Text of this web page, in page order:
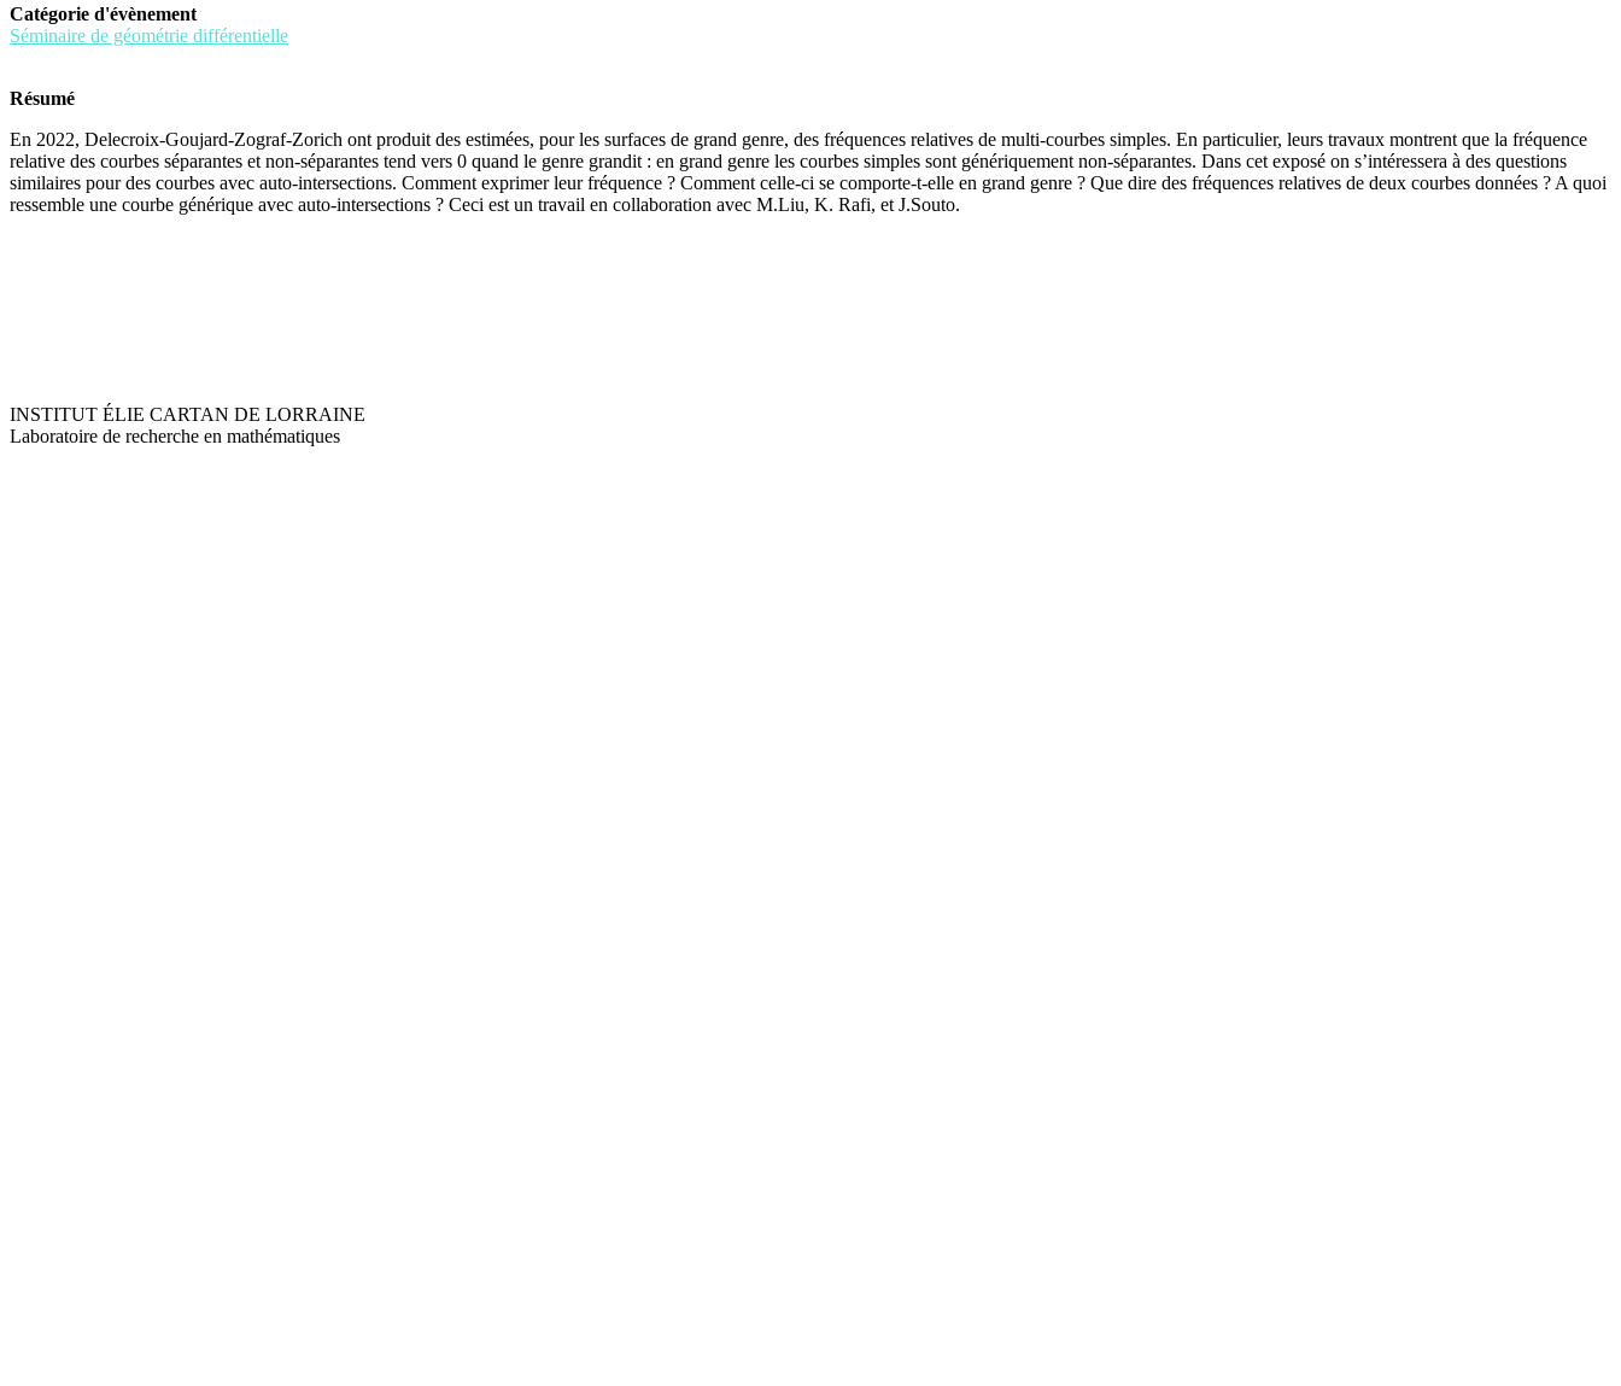
Catégorie d'évènement
Séminaire de géométrie différentielle
Résumé
En 2022, Delecroix-Goujard-Zograf-Zorich ont produit des estimées, pour les surfaces de grand genre, des fréquences relatives de multi-courbes simples. En particulier, leurs travaux montrent que la fréquence
relative des courbes séparantes et non-séparantes tend vers 0 quand le genre grandit : en grand genre les courbes simples sont génériquement non-séparantes. Dans cet exposé on s’intéressera à des questions
similaires pour des courbes avec auto-intersections. Comment exprimer leur fréquence ? Comment celle-ci se comporte-t-elle en grand genre ? Que dire des fréquences relatives de deux courbes données ? A quoi
ressemble une courbe générique avec auto-intersections ? Ceci est un travail en collaboration avec M.Liu, K. Rafi, et J.Souto.
INSTITUT ÉLIE CARTAN DE LORRAINE
Laboratoire de recherche en mathématiques